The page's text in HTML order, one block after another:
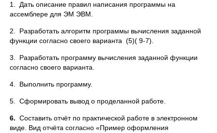
1. Дать описание правил написания программы на
ассемблере для ЭМ ЭВМ.
2. Разработать алгоритм программы вычисления заданной
функции согласно своего варианта (5)( 9-7).
3. Разработать программу вычисления заданной функции
согласно своего варианта.
4. Выполнить программу.
5. Сформировать вывод о проделанной работе.
6. Составить отчёт по практической работе в электронном
виде. Вид отчёта согласно «Пример оформления